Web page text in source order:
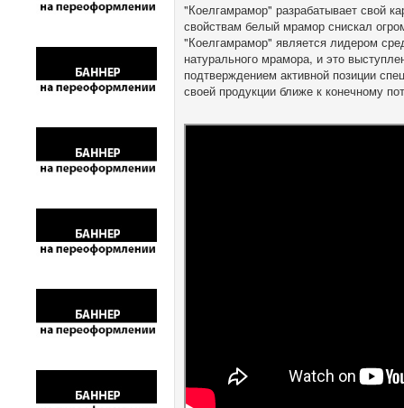
"Коелгамрамор" разрабатывает свой
свойствам белый мрамор снискал
"Коелгамрамор" является лидером
натурального мрамора, и это
подтверждением активной позиции
своей продукции ближе к конечному